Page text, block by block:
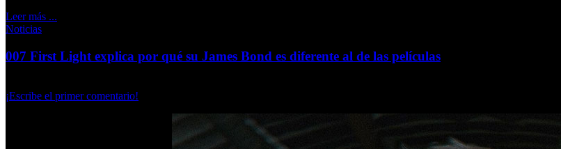
Leer más ...
Noticias
007 First Light explica por qué su James Bond es diferente al de las películas
¡Escribe el primer comentario!